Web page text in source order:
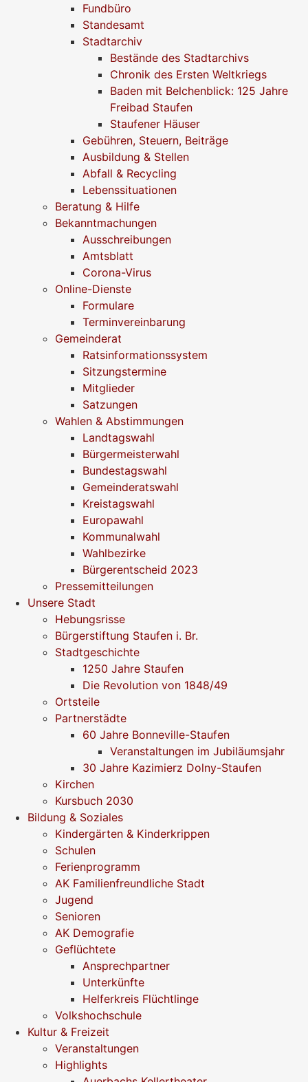
Fundbüro
Standesamt
Stadtarchiv
Bestände des Stadtarchivs
Chronik des Ersten Weltkriegs
Baden mit Belchenblick: 125 Jahre
Freibad Staufen
Staufener Häuser
Gebühren, Steuern, Beiträge
Ausbildung & Stellen
Abfall & Recycling
Lebenssituationen
Beratung & Hilfe
Bekanntmachungen
Ausschreibungen
Amtsblatt
Corona-Virus
Online-Dienste
Formulare
Terminvereinbarung
Gemeinderat
Ratsinformationssystem
Sitzungstermine
Mitglieder
Satzungen
Wahlen & Abstimmungen
Landtagswahl
Bürgermeisterwahl
Bundestagswahl
Gemeinderatswahl
Kreistagswahl
Europawahl
Kommunalwahl
Wahlbezirke
Bürgerentscheid 2023
Pressemitteilungen
Unsere Stadt
Hebungsrisse
Bürgerstiftung Staufen i. Br.
Stadtgeschichte
1250 Jahre Staufen
Die Revolution von 1848/49
Ortsteile
Partnerstädte
60 Jahre Bonneville-Staufen
Veranstaltungen im Jubiläumsjahr
30 Jahre Kazimierz Dolny-Staufen
Kirchen
Kursbuch 2030
Bildung & Soziales
Kindergärten & Kinderkrippen
Schulen
Ferienprogramm
AK Familienfreundliche Stadt
Jugend
Senioren
AK Demografie
Geflüchtete
Ansprechpartner
Unterkünfte
Helferkreis Flüchtlinge
Volkshochschule
Kultur & Freizeit
Veranstaltungen
Highlights